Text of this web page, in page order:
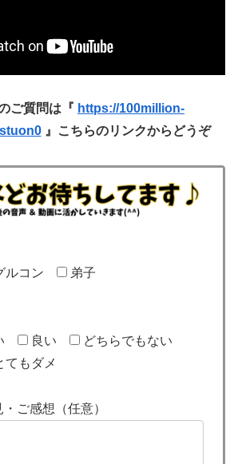
ご質問は『 https://100million-
』こちらのリンクからどうぞ
ルコン 弟子
良い
どちらでもない
てもダメ
ご感想（任意）